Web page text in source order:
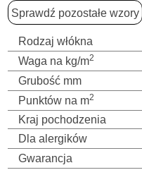
Sprawdź pozostałe wzory
Rodzaj włókna
Waga na kg/m2
Grubość mm
Punktów na m2
Kraj pochodzenia
Dla alergików
Gwarancja